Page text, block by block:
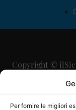
Per fornire le migliori
Copyright ©